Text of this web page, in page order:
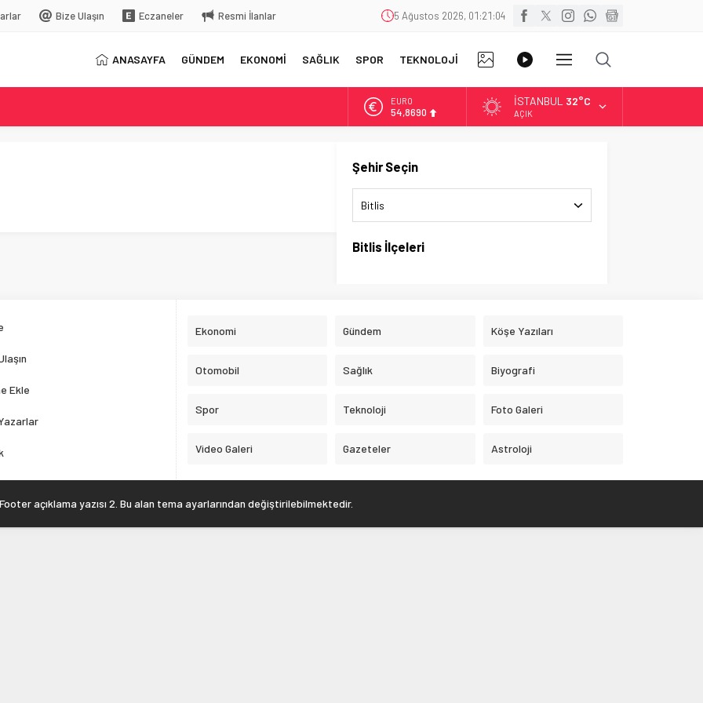
Bize Ulaşın Eczaneler Resmi İlanlar 5 Ağustos 2026, 01:21:04
ANASAYFA GÜNDEM EKONOMİ SAĞLIK SPOR TEKNOLOJİ
GALERİGALERİ
DİĞER
gelecek
EURO
54,8690
13.687,93
İSTANBUL 32°C
AÇIK
Şehir Seçin
Bitlis
Bitlis İlçeleri
Ekle
Ekonomi Gündem Köşe Yazıları
Otomobil Sağlık Biyografi
Spor Teknoloji Foto Galeri
Video Galeri Gazeteler Astroloji
Footer açıklama yazısı 2. Bu alan tema ayarlarından değiştirilebilmektedir.